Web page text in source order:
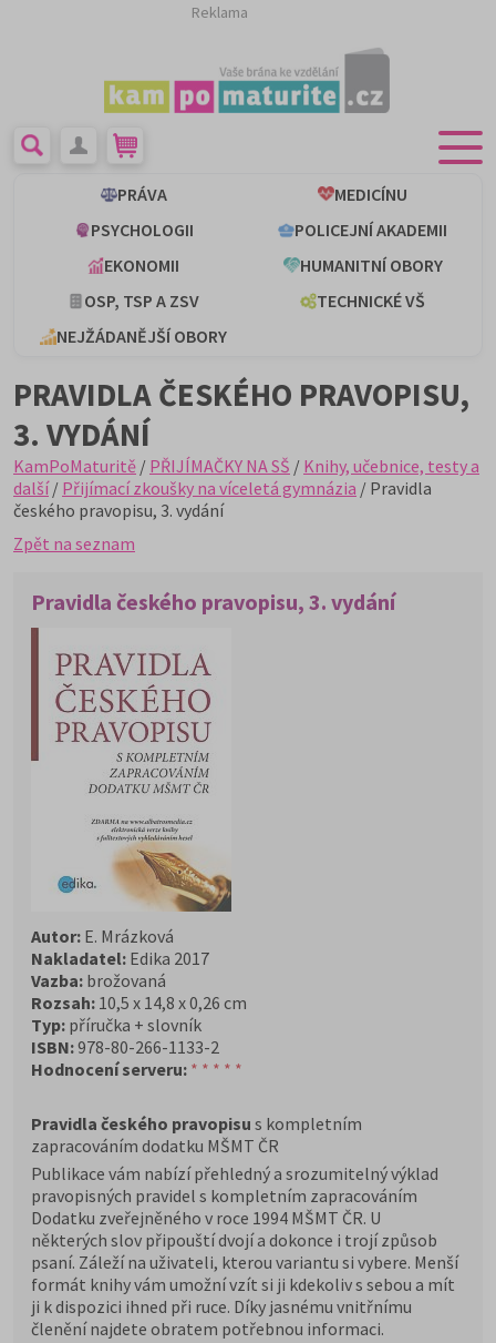
Reklama
PRÁVA
MEDICÍNU
PSYCHOLOGII
POLICEJNÍ AKADEMII
EKONOMII
HUMANITNÍ OBORY
OSP, TSP A ZSV
TECHNICKÉ VŠ
NEJŽÁDANĚJŠÍ OBORY
PRAVIDLA ČESKÉHO PRAVOPISU,
3. VYDÁNÍ
KamPoMaturitě / PŘIJÍMAČKY NA SŠ / Knihy, učebnice, testy a
další/ Přijímací zkoušky na víceletá gymnázia / Pravidla
českého pravopisu, 3. vydání
Zpět na seznam
Pravidla českého pravopisu, 3. vydání
Autor: E. Mrázková
Nakladatel: Edika 2017
Vazba: brožovaná
Rozsah: 10,5 x 14,8 x 0,26 cm
Typ: příručka + slovník
ISBN:978-80-266-1133-2
Hodnocení serveru: * * * * *
Pravidla českého pravopisu s kompletním
zapracováním dodatku MŠMT ČR
Publikace vám nabízí přehledný a srozumitelný výklad
pravopisných pravidel s kompletním zapracováním
Dodatku zveřejněného v roce 1994 MŠMT ČR. U
některých slov připouští dvojí a dokonce i trojí způsob
psaní. Záleží na uživateli, kterou variantu si vybere. Menší
formát knihy vám umožní vzít si ji kdekoliv s sebou a mít
ji k dispozici ihned při ruce. Díky jasnému vnitřnímu
členění najdete obratem potřebnou informaci.